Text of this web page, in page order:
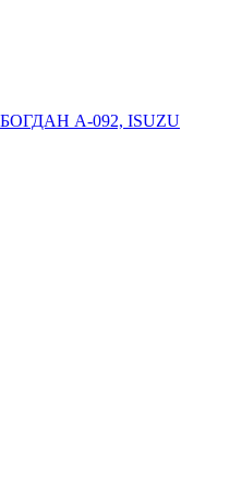
БОГДАН А-092, ISUZU